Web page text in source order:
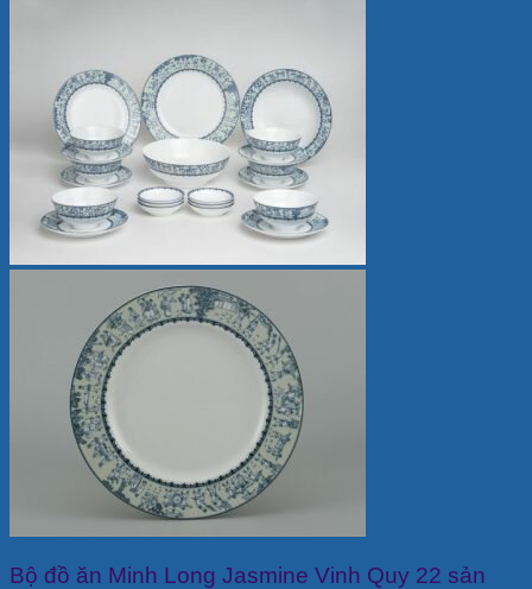
Bộ đồ ăn Minh Long Jasmine Vinh Quy 22 sản